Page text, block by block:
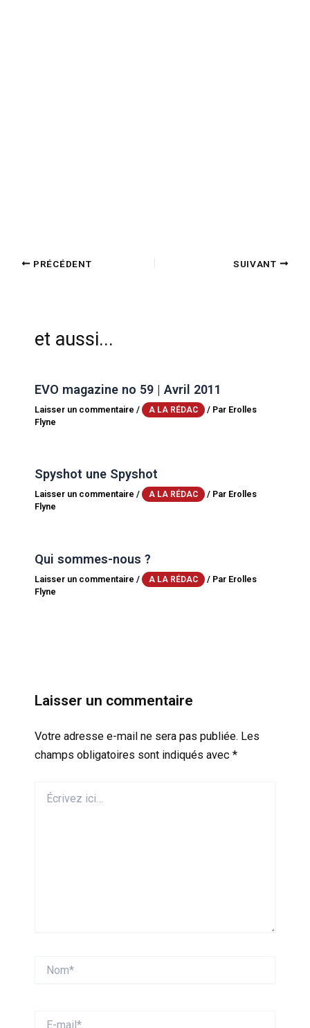
PRÉCÉDENT SUIVANT
et aussi...
EVO magazine no 59 | Avril 2011
Laisser un commentaire / A LA RÉDAC / Par Erolles
Flyne
Spyshot une Spyshot
Laisser un commentaire / A LA RÉDAC / Par Erolles
Flyne
Qui sommes-nous ?
Laisser un commentaire / A LA RÉDAC / Par Erolles
Flyne
Laisser un commentaire
Votre adresse e-mail ne sera pas publiée. Les
champs obligatoires sont indiqués avec *
ici…